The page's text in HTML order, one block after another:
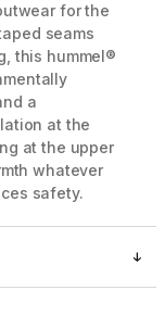
for the
seams
this hummel®
a
at the
at the upper
whatever
safety.